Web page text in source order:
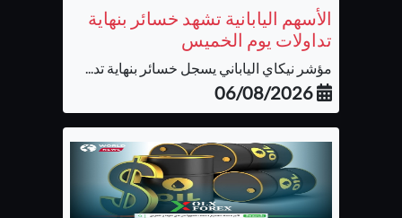
الأسهم اليابانية تشهد خسائر بنهاية
تداولات يوم الخميس
مؤشر نيكاي الياباني يسجل خسائر بنهاية تد...
06/08/2026